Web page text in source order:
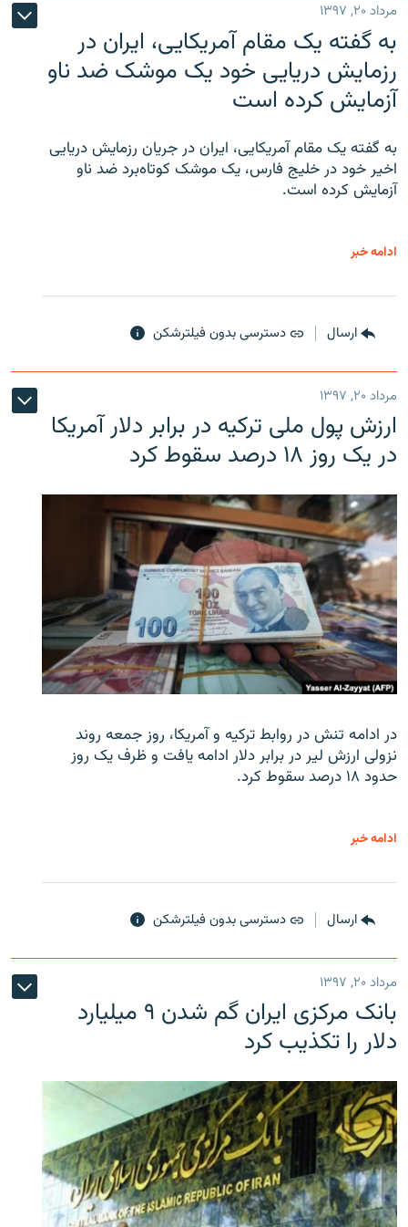
مرداد ۲۰, ۱۳۹۷
به گفته یک مقام آمریکایی، ایران در
رزمایش دریایی خود یک موشک ضد ناو
آزمایش کرده است
به گفته یک مقام آمریکایی، ایران در جریان رزمایش دریایی
اخیر خود در خلیج فارس، یک موشک کوتاه‌برد ضد ناو
آزمایش کرده است.
ادامه خبر
ارسال دسترسی بدون فیلترشکن
مرداد ۲۰, ۱۳۹۷
ارزش پول ملی ترکیه در برابر دلار آمریکا
در یک روز ۱۸ درصد سقوط کرد
در ادامه تنش در روابط ترکیه و آمریکا، روز جمعه روند
نزولی ارزش لیر در برابر دلار ادامه یافت و ظرف یک روز
حدود ۱۸ درصد سقوط کرد.
ادامه خبر
ارسال دسترسی بدون فیلترشکن
مرداد ۲۰, ۱۳۹۷
بانک مرکزی ایران گم شدن ۹ میلیارد
دلار را تکذیب کرد